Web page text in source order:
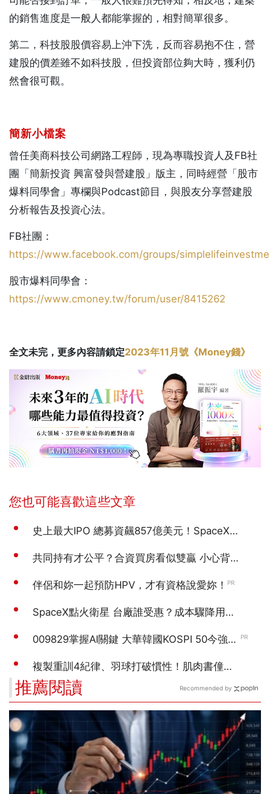
的銷售進度是一般人都能掌握的，相對簡單很多。
第二，科技股股價容易上沖下洗，反而容易抱不住，營
建股的價差雖不如科技股，但投資部位夠大時，獲利仍
然會很可觀。
簡新小檔案
曾任美商科技公司網路工程師，現為專職投資人及FB社
團「簡新投資 興富發與營建股」版主，同時經營「股市
爆料同學會」專欄與Podcast節目，與股友分享營建股
分析報告及投資心法。
FB社團：
https://www.facebook.com/groups/
股市爆料同學會：
https://www.cmoney.tw/forum/user/8415262
全文未完，更多內容請鎖定2023年11月號《Money錢》
推薦閱讀 Recommended by